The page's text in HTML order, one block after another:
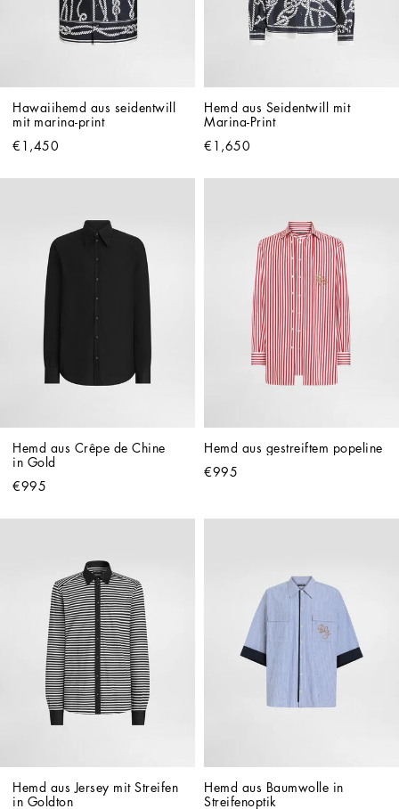
Hawaiihemd aus seidentwill
mit marina-print
€1,450
Hemd aus Seidentwill mit
Marina-Print
€1,650
Hemd aus Crêpe de Chine
in Gold
€995
Hemd aus gestreiftem popeline
€995
Hemd aus Jersey mit Streifen
in Goldton
Hemd aus Baumwolle in
Streifenoptik